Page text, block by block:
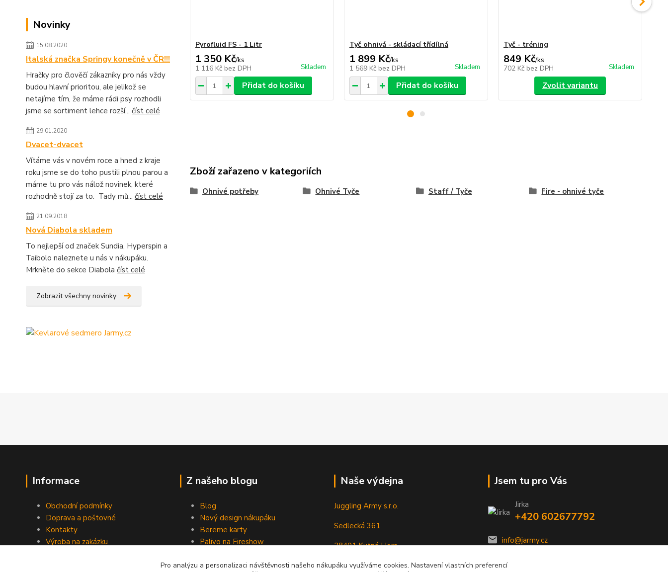
Novinky
15.08.2020
Italská značka Springy konečně v ČR!!!
Hračky pro člověčí zákazníky pro nás vždy
budou hlavní prioritou, ale jelikož se
netajíme tím, že máme rádi psy rozhodli
jsme se sortiment lehce rozší... číst celé
29.01.2020
Dvacet-dvacet
Vítáme vás v novém roce a hned z kraje
roku jsme se do toho pustili plnou parou a
máme tu pro vás nálož novinek, které
rozhodně stojí za to. Tady mů... číst celé
21.09.2018
Nová Diabola skladem
To nejlepší od značek Sundia, Hyperspin a
Taibolo naleznete u nás v nákupáku.
Mrkněte do sekce Diabola číst celé
Zobrazit všechny novinky
Pyrofluid FS - 1 Litr
1 350 Kč/ks
1 116 Kč bez DPH Skladem
Přidat do košíku
Tyč ohnivá - skládací třídílná
1 899 Kč/ks
1 569 Kč bez DPH Skladem
Přidat do košíku
Tyč - tréning
849 Kč/ks
702 Kč bez DPH Skladem
Zvolit variantu
Zboží zařazeno v kategoriích
Ohnivé potřeby Ohnivé Tyče Staff / Tyče Fire - ohnivé tyče
Informace
Obchodní podmínky
Doprava a poštovné
Kontakty
Výroba na zakázku
Z našeho blogu
Blog
Nový design nákupáku
Bereme karty
Palivo na Fireshow
Naše výdejna
Juggling Army s.r.o.
Sedlecká 361
28401 Kutná Hora
Jsem tu pro Vás
Jirka
+420 602677792
info@jarmy.cz
Pro analýzu a personalizaci návštěvnosti našeho nákupáku využíváme cookies. Nastavení vlastních preferencí